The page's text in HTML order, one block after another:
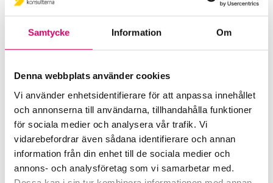
Samtycke Information Om
Denna webbplats använder cookies
Vi använder enhetsidentifierare för att anpassa innehållet
och annonserna till användarna, tillhandahålla funktioner
för sociala medier och analysera vår trafik. Vi
vidarebefordrar även sådana identifierare och annan
information från din enhet till de sociala medier och
annons- och analysföretag som vi samarbetar med.
Monika Kyrk
Auktoriserad Redovisnings- och Lönekonsult
Monika Kyrk Ekonomikonsult
Skövde
Telefon